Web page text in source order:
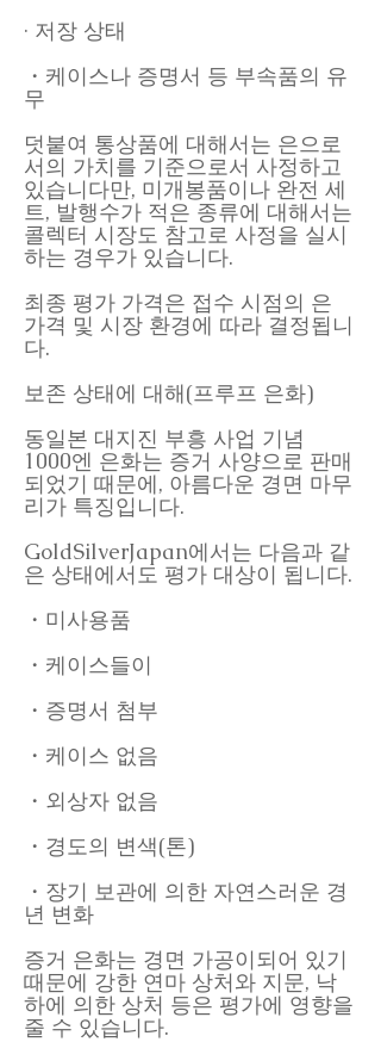
· 저장 상태
・케이스나 증명서 등 부속품의 유
무
덧붙여 통상품에 대해서는 은으로
서의 가치를 기준으로서 사정하고
있습니다만, 미개봉품이나 완전 세
트, 발행수가 적은 종류에 대해서는
콜렉터 시장도 참고로 사정을 실시
하는 경우가 있습니다.
최종 평가 가격은 접수 시점의 은
가격 및 시장 환경에 따라 결정됩니
다.
보존 상태에 대해(프루프 은화)
동일본 대지진 부흥 사업 기념
1000엔 은화는 증거 사양으로 판매
되었기 때문에, 아름다운 경면 마무
리가 특징입니다.
GoldSilverJapan에서는 다음과 같
은 상태에서도 평가 대상이 됩니다.
・미사용품
・케이스들이
・증명서 첨부
・케이스 없음
・외상자 없음
・경도의 변색(톤)
・장기 보관에 의한 자연스러운 경
년 변화
증거 은화는 경면 가공이되어 있기
때문에 강한 연마 상처와 지문, 낙
하에 의한 상처 등은 평가에 영향을
줄 수 있습니다.